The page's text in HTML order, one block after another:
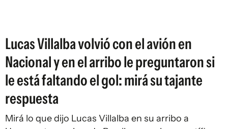
Lucas Villalba volvió con el avión en
Nacional y en el arribo le preguntaron si
le está faltando el gol: mirá su tajante
respuesta
Mirá lo que dijo Lucas Villalba en su arribo a